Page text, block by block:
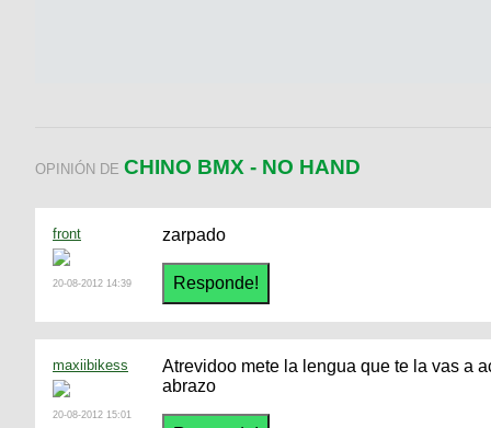
OPINIÓN DE CHINO BMX - NO HAND
front
20-08-2012 14:39
zarpado
maxiibikess
20-08-2012 15:01
Atrevidoo mete la lengua que te la vas a
abrazo